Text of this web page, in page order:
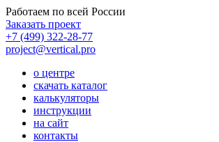
Работаем по всей России
Заказать проект
+7 (499) 322-28-77
project@vertical.pro
о центре
скачать каталог
калькуляторы
инструкции
на сайт
контакты